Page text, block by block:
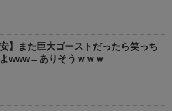
安】また巨大ゴーストだったら笑っち
www←ありそうｗｗｗ